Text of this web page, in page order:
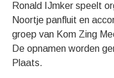
Ronald IJmker speelt
Noortje panfluit en
groep van Kom Zing
De opnamen worden
Plaats.